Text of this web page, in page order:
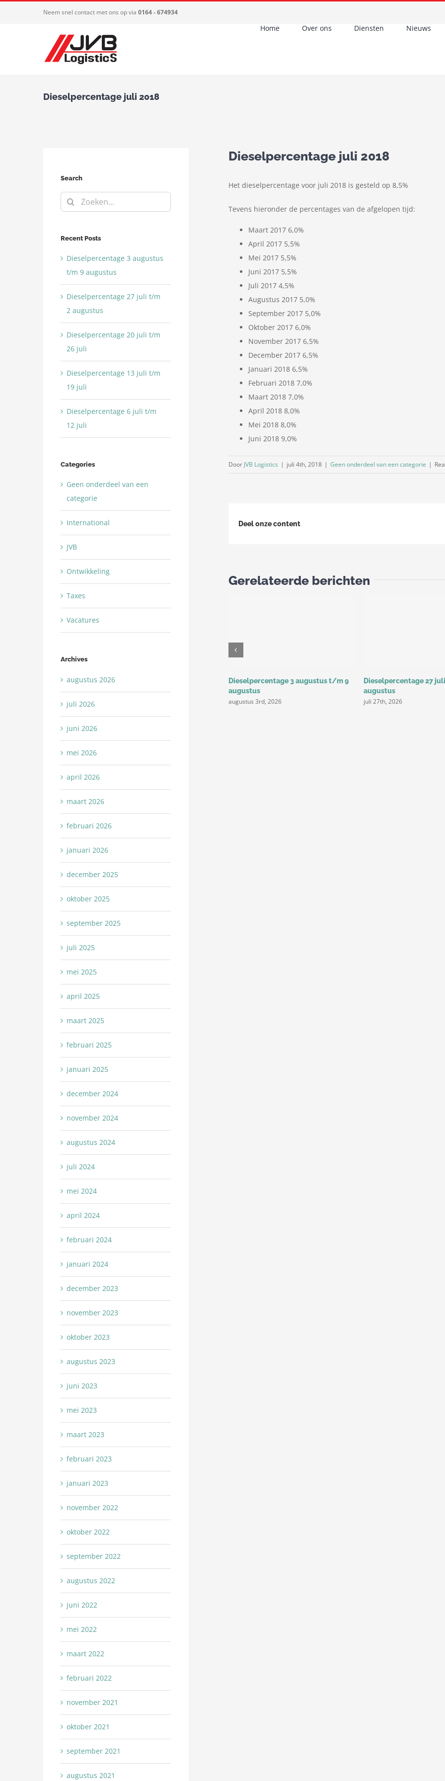
Neem snel contact met ons op via 0164 - 674934
Home Over ons Diensten Nieuws
Dieselpercentage juli 2018
Dieselpercentage juli 2018
Het dieselpercentage voor juli 2018 is gesteld op 8,5%
Tevens hieronder de percentages van de afgelopen tijd:
Maart 2017 6,0%
April 2017 5,5%
Mei 2017 5,5%
Juni 2017 5,5%
Juli 2017 4,5%
Augustus 2017 5,0%
September 2017 5,0%
Oktober 2017 6,0%
November 2017 6,5%
December 2017 6,5%
Januari 2018 6,5%
Februari 2018 7,0%
Maart 2018 7,0%
April 2018 8,0%
Mei 2018 8,0%
Juni 2018 9,0%
Door JVB Logistics | juli 4th, 2018 | Geen onderdeel van een categorie |
Deel onze content
Gerelateerde berichten
Dieselpercentage 3 augustus t/m 9
augustus
augustus 3rd, 2026
Dieselpercentage 27
augustus
juli 27th, 2026
Search
Zoeken
naar:
Recent Posts
Dieselpercentage 3 augustus
t/m 9 augustus
Dieselpercentage 27 juli t/m
2 augustus
Dieselpercentage 20 juli t/m
26 juli
Dieselpercentage 13 juli t/m
19 juli
Dieselpercentage 6 juli t/m
12 juli
Categories
Geen onderdeel van een
categorie
International
JVB
Ontwikkeling
Taxes
Vacatures
Archives
augustus 2026
juli 2026
juni 2026
mei 2026
april 2026
maart 2026
februari 2026
januari 2026
december 2025
oktober 2025
september 2025
juli 2025
mei 2025
april 2025
maart 2025
februari 2025
januari 2025
december 2024
november 2024
augustus 2024
juli 2024
mei 2024
april 2024
februari 2024
januari 2024
december 2023
november 2023
oktober 2023
augustus 2023
juni 2023
mei 2023
maart 2023
februari 2023
januari 2023
november 2022
oktober 2022
september 2022
augustus 2022
juni 2022
mei 2022
maart 2022
februari 2022
november 2021
oktober 2021
september 2021
augustus 2021